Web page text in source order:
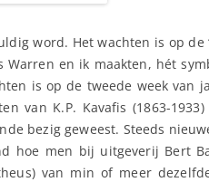
word. Het wachten is op de
en ik maakten, hét
is op de tweede week van
van K.P. Kavafis (1863-
bezig geweest. Steeds
hoe men bij uitgeverij Bert
van min of meer